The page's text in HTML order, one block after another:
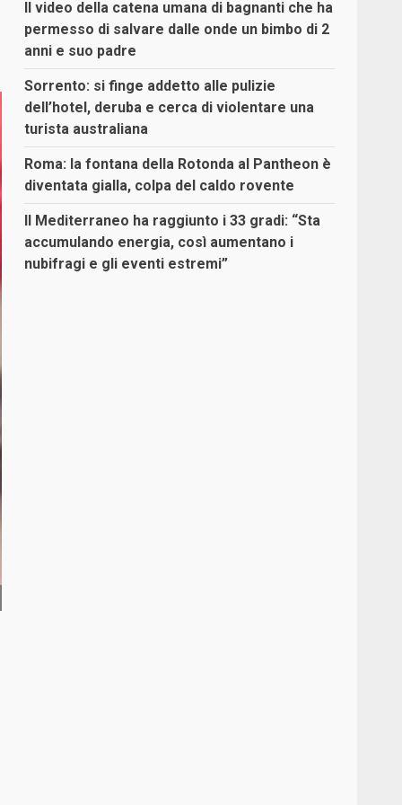
Il video della catena umana di bagnanti che ha
permesso di salvare dalle onde un bimbo di 2
anni e suo padre
Sorrento: si finge addetto alle pulizie
dell’hotel, deruba e cerca di violentare una
turista australiana
Roma: la fontana della Rotonda al Pantheon è
diventata gialla, colpa del caldo rovente
Il Mediterraneo ha raggiunto i 33 gradi: “Sta
accumulando energia, così aumentano i
nubifragi e gli eventi estremi”